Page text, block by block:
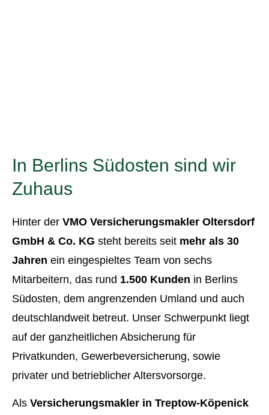
In Berlins Südosten sind wir
Zuhaus
Hinter der VMO Ver­sicherungs­makler Oltersdorf
GmbH & Co. KG steht bereits seit mehr als 30
Jahren ein eingespieltes Team von sechs
Mitarbeitern, das rund 1.500 Kunden in Berlins
Südosten, dem angrenzenden Umland und auch
deutschlandweit betreut. Unser Schwerpunkt liegt
auf der ganzheitlichen Absicherung für
Privatkunden, Gewerbeversicherung, sowie
privater und betrieblicher Alters­vorsorge.
Als Ver­sicherungs­makler in Treptow-Köpenick